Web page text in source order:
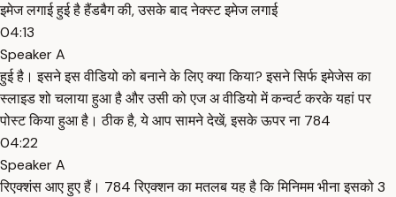
इमेज लगाई हुई है हैंडबैग की, उसके बाद नेक्स्ट इमेज लगाई
04:13
Speaker A
हुई है। इसने इस वीडियो को बनाने के लिए क्या किया? इसने सिर्फ इमेजेस का
स्लाइड शो चलाया हुआ है और उसी को एज अ वीडियो में कन्वर्ट करके यहां पर
पोस्ट किया हुआ है। ठीक है, ये आप सामने देखें, इसके ऊपर ना 784
04:22
Speaker A
रिएक्शंस आए हुए हैं। 784 रिएक्शन का मतलब यह है कि मिनिमम भीना इसको 3